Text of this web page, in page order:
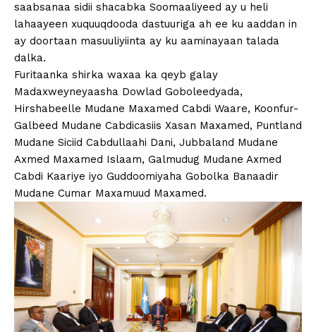
saabsanaa sidii shacabka Soomaaliyeed ay u heli
lahaayeen xuquuqdooda dastuuriga ah ee ku aaddan in
ay doortaan masuuliyiinta ay ku aaminayaan talada
dalka.
Furitaanka shirka waxaa ka qeyb galay
Madaxweyneyaasha Dowlad Goboleedyada,
Hirshabeelle Mudane Maxamed Cabdi Waare, Koonfur-
Galbeed Mudane Cabdicasiis Xasan Maxamed, Puntland
Mudane Siciid Cabdullaahi Dani, Jubbaland Mudane
Axmed Maxamed Islaam, Galmudug Mudane Axmed
Cabdi Kaariye iyo Guddoomiyaha Gobolka Banaadir
Mudane Cumar Maxamuud Maxamed.